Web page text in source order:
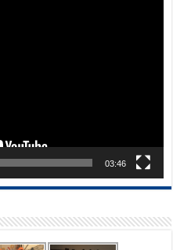
03:46